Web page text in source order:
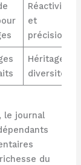
Réactivité
et
précision
Héritage et
diversité
le journal
du